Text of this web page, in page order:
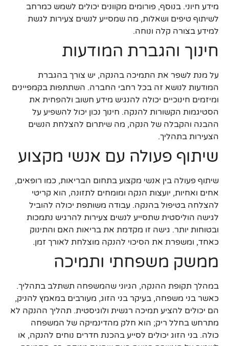
מידע חיוני. בנוסף, פורומים מקוונים יכולים לשמש כמרחב
לשיתוף טיפים ושאלות, מה שמסייע לנשים צעירות לגשת
למידע בצורה קלה ונוחה.
חינוך והגברת המודעות
על מנת לשפר את התמיכה בהנקה, יש צורך בהגברת
המודעות לנושא זה בכל רחבי החברה. השתתפות בקמפיינים
ומיזמים חינוכיים יכולה להנגיש מידע חשוב ולהפחית את
הסטיגמות הקשורות להנקה. חינוך נכון יכול להשפיע על
ההבנה והקבלה של הנקה, מה שיתרום להצלחת הנשים
הצעירות בתהליך.
שיתוף פעולה עם אנשי מקצוע
שיתוף פעולה בין אנשי מקצוע בתחום הבריאות, כמו רופאים,
אחים ואחיות, יועצות הנקה ומומחים לתזונה, הוא קריטי
להצלחה בטיפול בהנקה. עבודה משותפת יכולה להוביל
לגישה הוליסטית שתסייע לנשים צעירות להרגיש נתמכות
ובטוחות יותר. גישה זו מקדמת את בריאות האם והתינוק
כאחד, ומשפרת את הסיכוי להנקה מוצלחת לאורך זמן.
ממשק משפחתי ותמיכה
במהלך תקופת ההנקה, הגיוני שהמשפחה תשתלב בתהליך.
כאשר בני משפחה, בעיקר בני הזוג, מעורבים במאמץ להניק,
הם יכולים להציע תמיכה רגשית ולוגיסטית. תהליך ההנקה לא
מתרחש בחלל ריק; הוא חלק מהדינמיקה של המשפחה
כולה. בני הזוג יכולים לסייע בהכנת חדרים נוחים להנקה, או